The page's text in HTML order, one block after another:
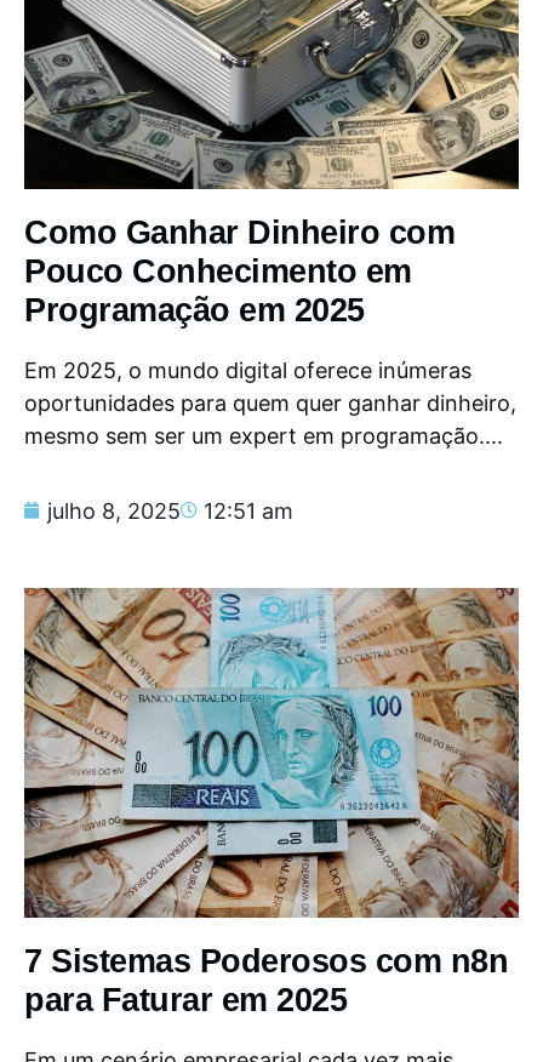
Como Ganhar Dinheiro com
Pouco Conhecimento em
Programação em 2025
Em 2025, o mundo digital oferece inúmeras
oportunidades para quem quer ganhar dinheiro,
mesmo sem ser um expert em programação....
julho 8, 2025 12:51 am
7 Sistemas Poderosos com n8n
para Faturar em 2025